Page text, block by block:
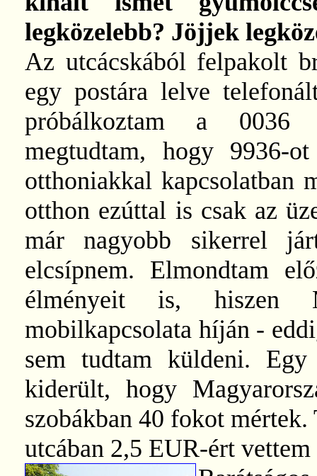
legközelebb? Jöjjek
Az utcácskából felpakolt
egy postára lelve
próbálkoztam a 0036
megtudtam, hogy 9936-
otthoniakkal kapcsolatban
otthon ezúttal is csak az
már nagyobb sikerrel
elcsípnem. Elmondtam
élményeit is, hiszen
mobilkapcsolata híján -
sem tudtam küldeni. Egy
kiderült, hogy
szobákban 40 fokot mértek.
utcában 2,5 EUR-ért